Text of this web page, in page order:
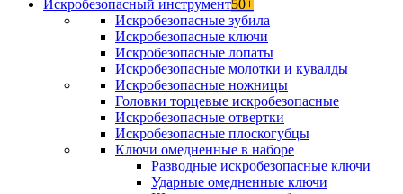
Искробезопасный инструмент50+
Искробезопасные зубила
Искробезопасные ключи
Искробезопасные лопаты
Искробезопасные молотки и кувалды
Искробезопасные ножницы
Головки торцевые искробезопасные
Искробезопасные отвертки
Искробезопасные плоскогубцы
Ключи омедненные в наборе
Разводные искробезопасные ключи
Ударные омедненные ключи